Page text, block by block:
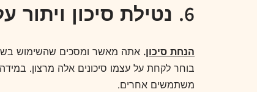
6. נטילת סיכון ויתור על אחריות
הנחת סיכון. אתה מאשר ומסכים שהשימוש
בוחר לקחת על עצמו סיכונים אלה מרצון.
משתמשים אחרים.